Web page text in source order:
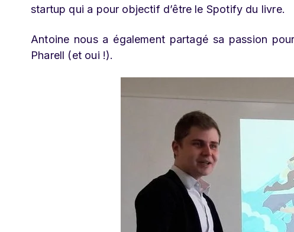
startup qui a pour objectif d’être le Spotify du livre.
Antoine nous a également partagé sa passion
Pharell (et oui !).